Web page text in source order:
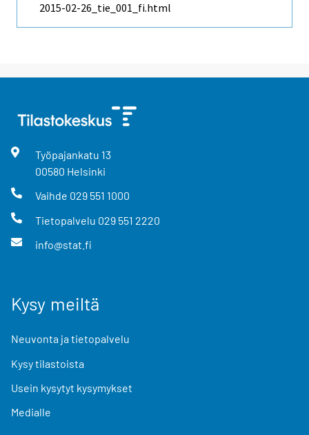
2015-02-26_tie_001_fi.html
Työpajankatu 13
00580 Helsinki
Vaihde 029 551 1000
Tietopalvelu 029 551 2220
info@stat.fi
Kysy meiltä
Neuvonta ja tietopalvelu
Kysy tilastoista
Usein kysytyt kysymykset
Medialle